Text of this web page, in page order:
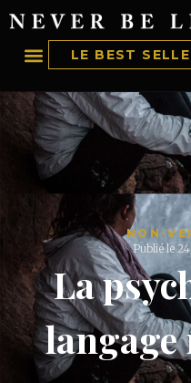
LE BEST
NON-
Publié le
La
langage